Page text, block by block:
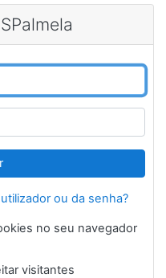
ou da senha?
no seu navegador
visitantes